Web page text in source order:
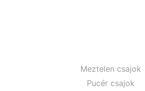
Meztelen csajok
Pucér csajok